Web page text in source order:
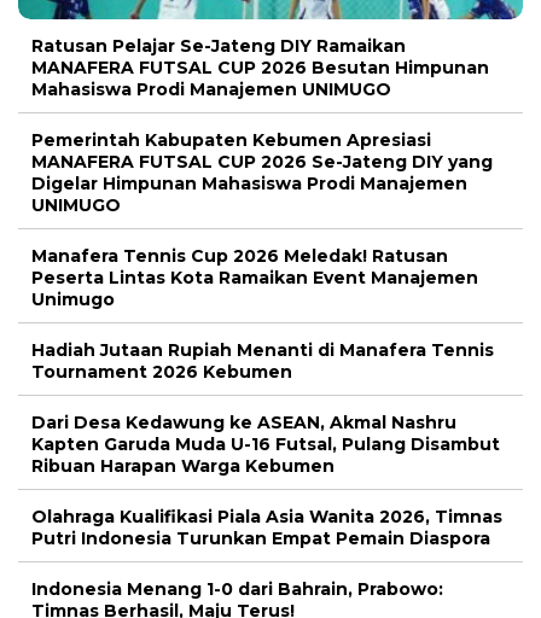
Ratusan Pelajar Se-Jateng DIY Ramaikan
MANAFERA FUTSAL CUP 2026 Besutan Himpunan
Mahasiswa Prodi Manajemen UNIMUGO
Pemerintah Kabupaten Kebumen Apresiasi
MANAFERA FUTSAL CUP 2026 Se-Jateng DIY yang
Digelar Himpunan Mahasiswa Prodi Manajemen
UNIMUGO
Manafera Tennis Cup 2026 Meledak! Ratusan
Peserta Lintas Kota Ramaikan Event Manajemen
Unimugo
Hadiah Jutaan Rupiah Menanti di Manafera Tennis
Tournament 2026 Kebumen
Dari Desa Kedawung ke ASEAN, Akmal Nashru
Kapten Garuda Muda U-16 Futsal, Pulang Disambut
Ribuan Harapan Warga Kebumen
Olahraga Kualifikasi Piala Asia Wanita 2026, Timnas
Putri Indonesia Turunkan Empat Pemain Diaspora
Indonesia Menang 1-0 dari Bahrain, Prabowo:
Timnas Berhasil, Maju Terus!